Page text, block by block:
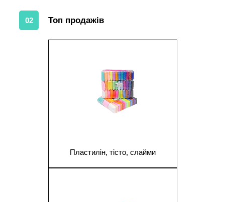
02 Топ продажів
Пластилін, тісто, слайми